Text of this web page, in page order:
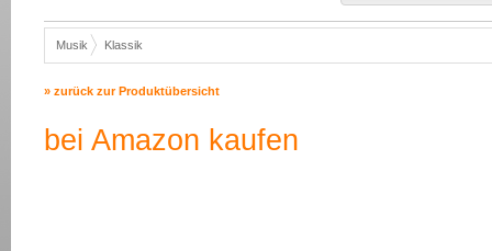
Musik Klassik
» zurück zur Produktübersicht
bei Amazon kaufen